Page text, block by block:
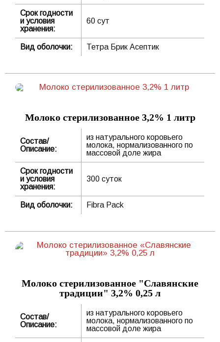
Срок годности
и условия
хранения:
60 сут
Вид оболочки: Тетра Брик Асептик
Молоко стерилизованное 3,2% 1 литр
Состав/
Описание:
из натурального коровьего
молока, нормализованного по
массовой доле жира
Срок годности
и условия
хранения:
300 суток
Вид оболочки: Fibra Pack
Молоко стерилизованное "Славянские
традиции" 3,2% 0,25 л
Состав/
Описание:
из натурального коровьего
молока, нормализованного по
массовой доле жира